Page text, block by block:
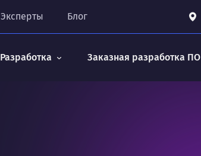
Эксперты Блог
Разработка Заказная разработка ПО